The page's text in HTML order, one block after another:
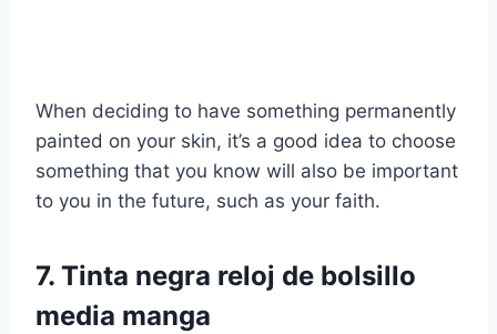
When deciding to have something permanently
painted on your skin, it’s a good idea to choose
something that you know will also be important
to you in the future, such as your faith.
7. Tinta negra reloj de bolsillo
media manga